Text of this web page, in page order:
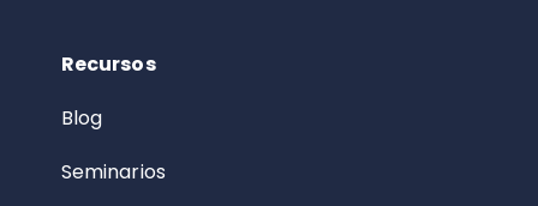
Recursos
Blog
Seminarios